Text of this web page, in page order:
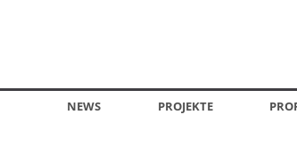
NEWS PROJEKTE